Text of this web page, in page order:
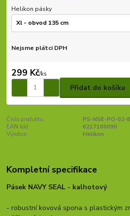
Helikon pásky
Nejsme plátci DPH
299 Kč/ks
Přidat do košíku
Číslo produktu:
PS-NSE-PO-02-
EAN kód:
6217100090
Výrobce:
Helikon
Kompletní specifikace
Pásek NAVY SEAL - kalhotový
- robustní kovová spona s plastickým